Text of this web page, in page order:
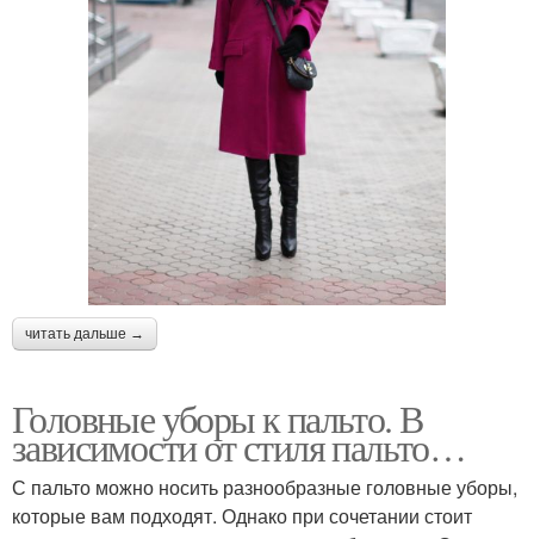
читать дальше →
Головные уборы к пальто. В
зависимости от стиля пальто…
С пальто можно носить разнообразные головные уборы,
которые вам подходят. Однако при сочетании стоит